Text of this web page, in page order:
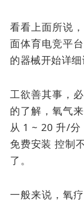
看看上面所说
面体育电竞平
的器械开始详细
工欲善其事，
的了解，氧气
从 1 ~ 20 升/分
免费安装 控制
了。
一般来说，氧